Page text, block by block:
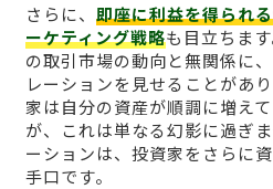
さらに、 即座に利益を得られ
ーケティング戦略も目立ちま
の取引市場の動向と無関係に
レーションを見せることがあ
家は自分の資産が順調に増え
が、これは単なる幻影に過ぎ
ーションは、投資家をさらに
手口です。